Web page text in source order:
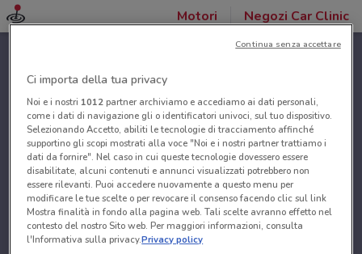
Motori Negozi Car Clinic
Ci importa della tua privacy
Noi e i nostri 1012partner archiviamo e accediamo ai dati personali,
come i dati di navigazione gli o identificatori univoci, sul tuo dispositivo.
Selezionando Accetto, abiliti le tecnologie di tracciamento affinché
supportino gli scopi mostrati alla voce "Noi e i nostri partner trattiamo i
dati da fornire". Nel caso in cui queste tecnologie dovessero essere
disabilitate, alcuni contenuti e annunci visualizzati potrebbero non
essere rilevanti. Puoi accedere nuovamente a questo menu per
modificare le tue scelte o per revocare il consenso facendo clic sul link
Mostra finalità in fondo alla pagina web. Tali scelte avranno effetto nel
contesto del nostro Sito web. Per maggiori informazioni, consulta
l'Informativa sulla privacy.Privacy policy
Continua senza accettare